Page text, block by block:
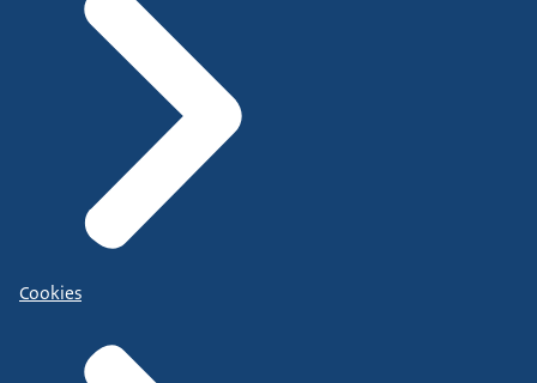
Cookies